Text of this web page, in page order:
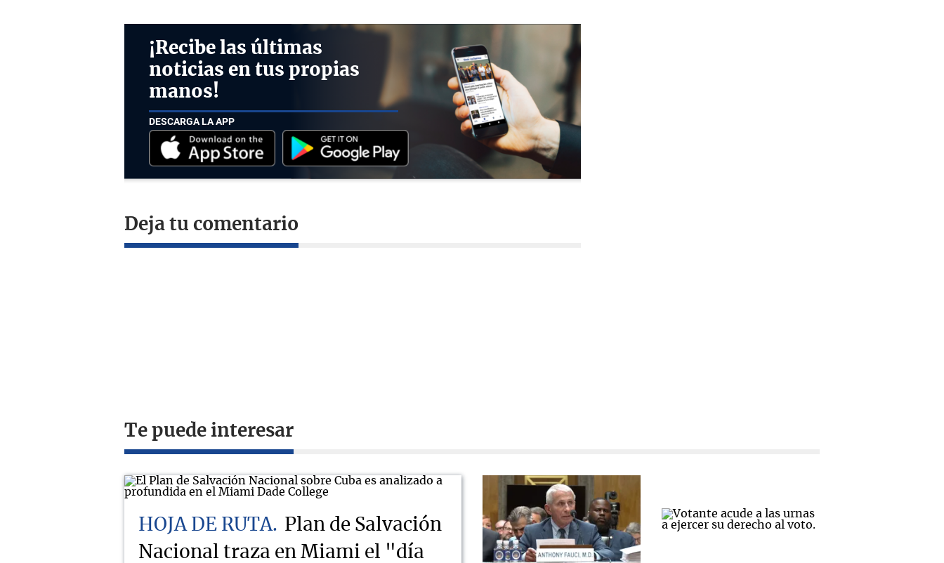
¡Recibe las últimas
noticias en tus propias
manos!
DESCARGA LA APP
Deja tu comentario
Te puede interesar
HOJA DE RUTA
Plan de Salvación
Nacional traza en Miami el "día